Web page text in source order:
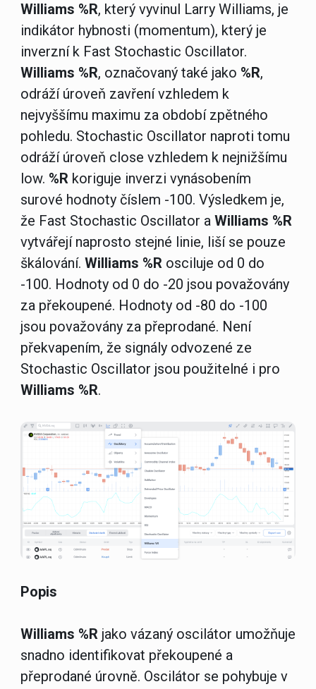
Williams %R, který vyvinul Larry Williams, je
indikátor hybnosti (momentum), který je
inverzní k Fast Stochastic Oscillator.
Williams %R, označovaný také jako %R,
odráží úroveň zavření vzhledem k
nejvyššímu maximu za období zpětného
pohledu. Stochastic Oscillator naproti tomu
odráží úroveň close vzhledem k nejnižšímu
low. %R koriguje inverzi vynásobením
surové hodnoty číslem -100. Výsledkem je,
že Fast Stochastic Oscillator a Williams %R
vytvářejí naprosto stejné linie, liší se pouze
škálování. Williams %Rosciluje od 0 do
-100. Hodnoty od 0 do -20 jsou považovány
za překoupené. Hodnoty od -80 do -100
jsou považovány za přeprodané. Není
překvapením, že signály odvozené ze
Stochastic Oscillator jsou použitelné i pro
Williams %R.
Popis
Williams %R jako vázaný oscilátor umožňuje
snadno identifikovat překoupené a
přeprodané úrovně. Oscilátor se pohybuje v